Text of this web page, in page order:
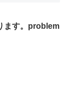
ます。problem